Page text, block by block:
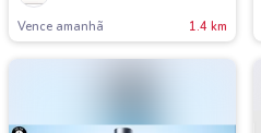
Vence amanh 1.4 km